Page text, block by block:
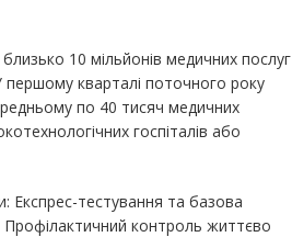
10 мільйонів медичних послуг
першому кварталі поточного року
по 40 тисяч медичних
госпіталів або
Експрес-тестування та базова
Профілактичний контроль життєво